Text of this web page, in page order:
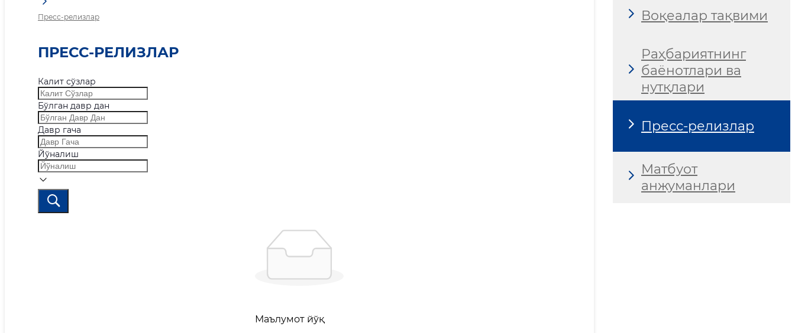
Пресс-релизлар
ПРЕСС-РЕЛИЗЛАР
Калит сўзлар
Бўлган давр дан
Давр гача
Йўналиш
Маълумот йўқ
Воқеалар тақвими
Раҳбариятнинг
баёнотлари ва
нутқлари
Пресс-релизлар
Матбуот
анжуманлари